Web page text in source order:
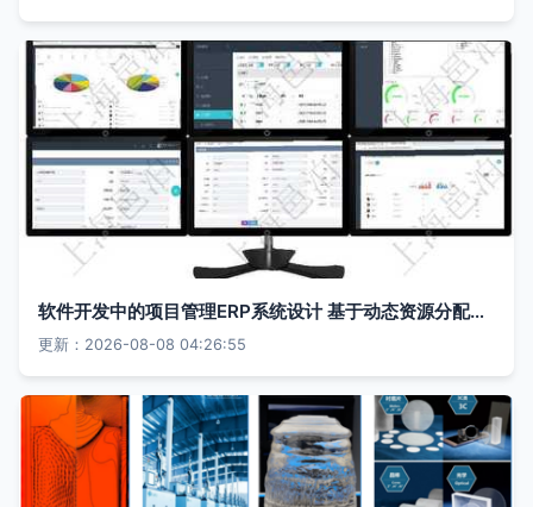
软件开发中的项目管理ERP系统设计 基于动态资源分配的协同办公优化
更新：2026-08-08 04:26:55